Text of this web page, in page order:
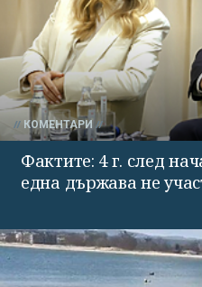
КОМЕНТАРИ
Фактите: 4 г. след
една държава не